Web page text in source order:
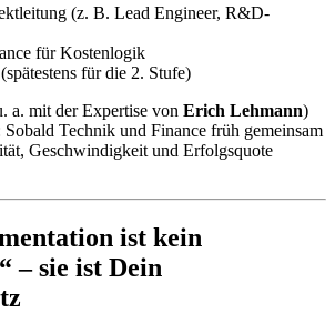
(z. B. Lead Engineer, R&D-
für Kostenlogik
für die 2. Stufe)
a. mit der Expertise von Erich Lehmann)
Technik und Finance früh gemeinsam
Geschwindigkeit und Erfolgsquote
ist kein
– sie ist Dein